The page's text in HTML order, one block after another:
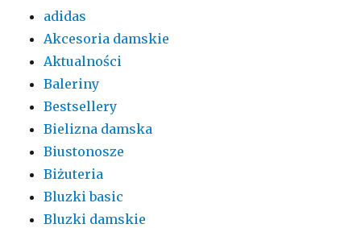
adidas
Akcesoria damskie
Aktualności
Baleriny
Bestsellery
Bielizna damska
Biustonosze
Biżuteria
Bluzki basic
Bluzki damskie